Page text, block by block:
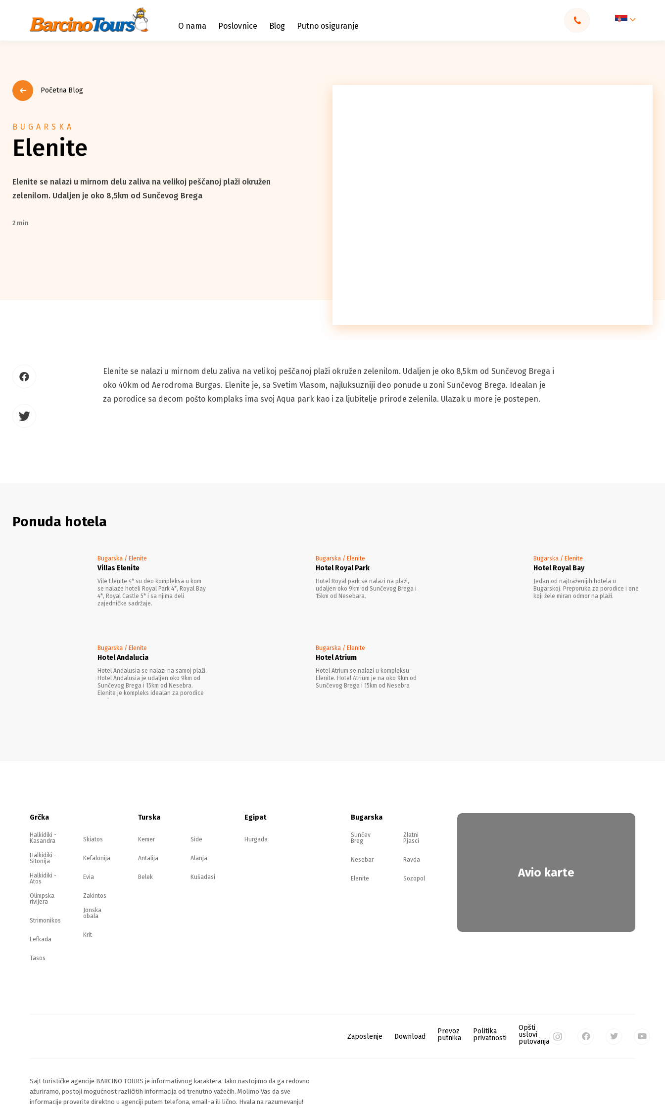
O nama Poslovnice Blog Putno osiguranje
Početna Blog
BUGARSKA
Elenite
Elenite se nalazi u mirnom delu zaliva na velikoj peščanoj plaži okružen
zelenilom. Udaljen je oko 8,5km od Sunčevog Brega
2 min
Elenite se nalazi u mirnom delu zaliva na velikoj peščanoj plaži okružen zelenilom. Udaljen je oko 8,5km od Sunčevog Brega i
oko 40km od Aerodroma Burgas. Elenite je, sa Svetim Vlasom, najluksuzniji deo ponude u zoni Sunčevog Brega. Idealan je
za porodice sa decom pošto komplaks ima svoj Aqua park kao i za ljubitelje prirode zelenila. Ulazak u more je postepen.
Ponuda hotela
Bugarska / Elenite
Villas Elenite
Vile Elenite 4* su deo kompleksa u kom
se nalaze hoteli Royal Park 4*, Royal Bay
4*, Royal Castle 5* i sa njima deli
zajedničke sadržaje.
Bugarska / Elenite
Hotel Royal Park
Hotel Royal park se nalazi na plaži,
udaljen oko 9km od Sunčevog Brega i
15km od Nesebara.
Bugarska / Elenite
Hotel Royal Bay
Jedan od najtraženijih hotela u
Bugarskoj. Preporuka za porodice i one
koji žele miran odmor na plaži.
Bugarska / Elenite
Hotel Andalucia
Hotel Andalusia se nalazi na samoj plaži.
Hotel Andalusia je udaljen oko 9km od
Sunčevog Brega i 15km od Nesebra.
Elenite je kompleks idealan za porodice
sa decom.
Bugarska / Elenite
Hotel Atrium
Hotel Atrium se nalazi u kompleksu
Elenite. Hotel Atrium je na oko 9km od
Sunčevog Brega i 15km od Nesebra
Grčka
Halkidiki -
Kasandra
Halkidiki -
Sitonija
Halkidiki -
Atos
Olimpska
rivijera
Strimonikos
Lefkada
Tasos
Skiatos
Kefalonija
Evia
Zakintos
Jonska
obala
Krit
Turska
Kemer
Antalija
Belek
Side
Alanja
Kušadasi
Egipat
Hurgada
Bugarska
Sunčev
Breg
Nesebar
Elenite
Zlatni
Pjasci
Ravda
Sozopol Avio karte
Zaposlenje Download
Prevoz
putnika
Politika
privatnosti
Opšti
uslovi
putovanja
Sajt turističke agencije BARCINO TOURS je informativnog karaktera. Iako nastojimo da ga redovno
ažuriramo, postoji mogućnost različitih informacija od trenutno važećih. Molimo Vas da sve
informacije proverite direktno u agenciji putem telefona, email-a ili lično. Hvala na razumevanju!